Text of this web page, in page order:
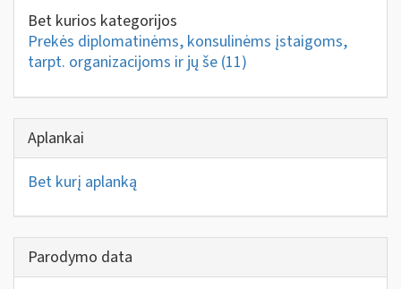
Bet kurios kategorijos
Prekės diplomatinėms, konsulinėms įstaigoms,
tarpt. organizacijoms ir jų še (11)
Aplankai
Bet kurį aplanką
Parodymo data